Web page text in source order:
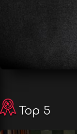
Top 5